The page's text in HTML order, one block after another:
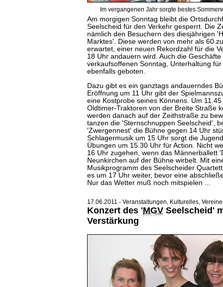
Im vergangenen Jahr sorgte bestes
Am morgigen Sonntag bleibt die
Seelscheid für den Verkehr gesperrt. Die
nämlich den Besuchern des diesjährigen
Marktes'. Diese werden von mehr als 60
erwartet, einer neuen Rekordzahl für die
18 Uhr andauern wird. Auch die
verkaufsoffenen Sonntag, Unterhaltung
ebenfalls geboten.
Dazu gibt es ein ganztags andauerndes
Eröffnung um 11 Uhr gibt der
eine Kostprobe seines Könnens. Um
Oldtimer-Traktoren von der Breite Straße
werden danach auf der Zeithstraße zu
tanzen die 'Sternschnuppen Seelscheid',
'Zwergennest' die Bühne gegen 14 Uhr
Schlagermusik um 15 Uhr sorgt die
Übungen um 15.30 Uhr für Action. Nicht
16 Uhr zugehen, wenn das Männerballett
Neunkirchen auf der Bühne wirbelt. Mit
Musikprogramm des Seelscheider
es um 17 Uhr weiter, bevor eine
Nur das Wetter muß noch mitspielen ...
17.06.2011 - Veranstaltungen, Kulturelles,
Konzert des 'MGV Seelscheid'
Verstärkung